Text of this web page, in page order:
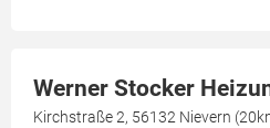
Werner Stocker
Kirchstraße 2, 56132 Nievern